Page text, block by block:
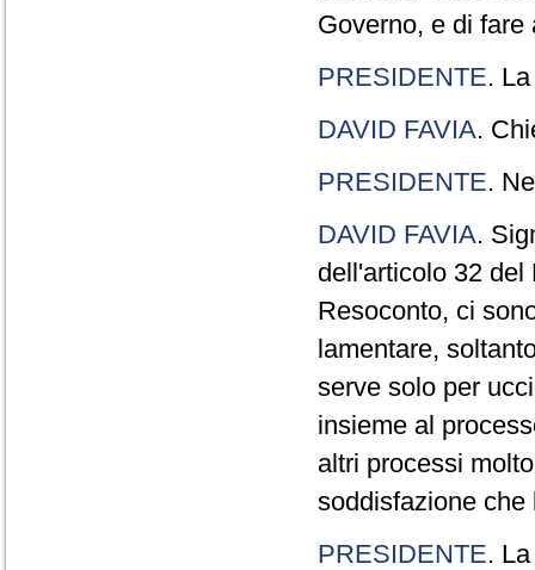
Governo, e di
PRESIDENTE.
DAVID FAVIA.
PRESIDENTE.
DAVID FAVIA.
dell'articolo 32 del
Resoconto, ci
lamentare,
serve solo per
insieme al
altri processi
soddisfazione che
PRESIDENTE.